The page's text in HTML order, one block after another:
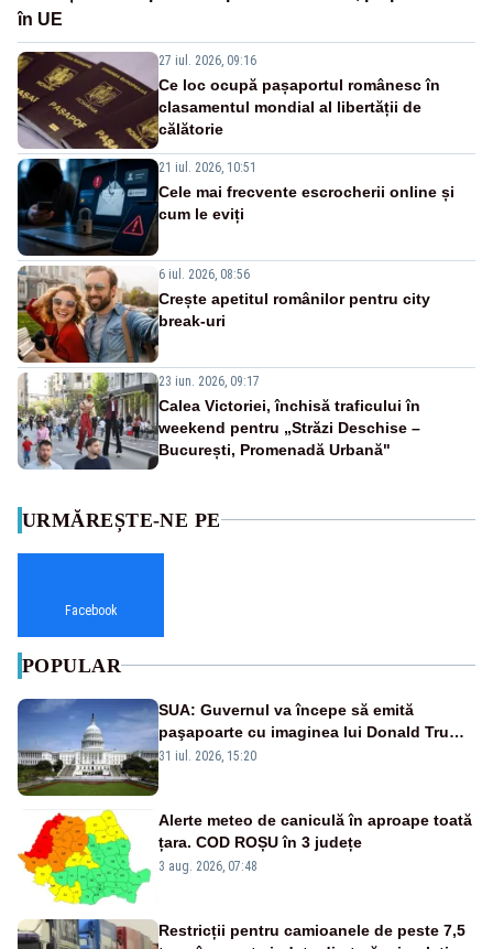
în UE
27 iul. 2026, 09:16
Ce loc ocupă pașaportul românesc în
clasamentul mondial al libertății de
călătorie
21 iul. 2026, 10:51
Cele mai frecvente escrocherii online și
cum le eviți
6 iul. 2026, 08:56
Crește apetitul românilor pentru city
break-uri
23 iun. 2026, 09:17
Calea Victoriei, închisă traficului în
weekend pentru „Străzi Deschise –
București, Promenadă Urbană"
URMĂREȘTE-NE PE
Facebook
POPULAR
SUA: Guvernul va începe să emită
paşapoarte cu imaginea lui Donald Trump
începând cu 8 august
31 iul. 2026, 15:20
Alerte meteo de caniculă în aproape toată
țara. COD ROȘU în 3 județe
3 aug. 2026, 07:48
Restricții pentru camioanele de peste 7,5